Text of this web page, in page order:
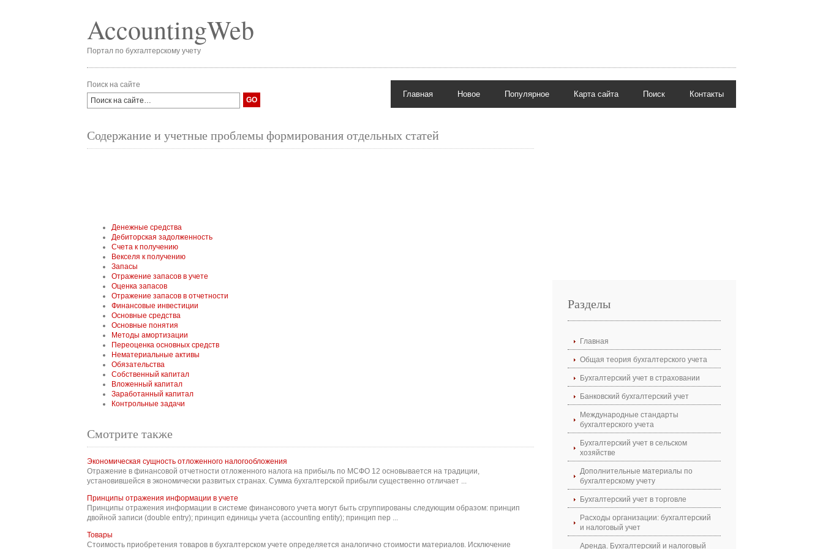
AccountingWeb
Портал по бухгалтерскому учету
Поиск на сайте
Главная Новое Популярное Карта сайта Поиск Контакты
Содержание и учетные проблемы формирования отдельных статей
Денежные средства
Дебиторская задолженность
Счета к получению
Векселя к получению
Запасы
Отражение запасов в учете
Оценка запасов
Отражение запасов в отчетности
Финансовые инвестиции
Основные средства
Основные понятия
Методы амортизации
Переоценка основных средств
Нематериальные активы
Обязательства
Собственный капитал
Вложенный капитал
Заработанный капитал
Контрольные задачи
Смотрите также
Экономическая сущность отложенного налогообложения
Отражение в финансовой отчетности отложенного налога на прибыль по МСФО 12 основывается на традиции,
установившейся в экономически развитых странах. Сумма бухгалтерской прибыли существенно отличает ...
Принципы отражения информации в учете
Принципы отражения информации в системе финансового учета могут быть сгруппированы следующим образом: принцип
двойной записи (double entry); принцип единицы учета (accounting entity); принцип пер ...
Товары
Стоимость приобретения товаров в бухгалтерском учете определяется аналогично стоимости материалов. Исключение
Разделы
Главная
Общая теория бухгалтерского учета
Бухгалтерский учет в страховании
Банковский бухгалтерский учет
Международные стандарты
бухгалтерского учета
Бухгалтерский учет в сельском
хозяйстве
Дополнительные материалы по
бухгалтерскому учету
Бухгалтерский учет в торговле
Расходы организации: бухгалтерский
и налоговый учет
Аренда. Бухгалтерский и налоговый